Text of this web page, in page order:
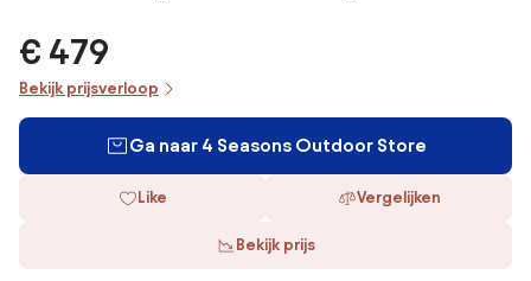
€ 479
Bekijk prijsverloop
Ga naar 4 Seasons Outdoor Store
Like Vergelijken
Bekijk prijs